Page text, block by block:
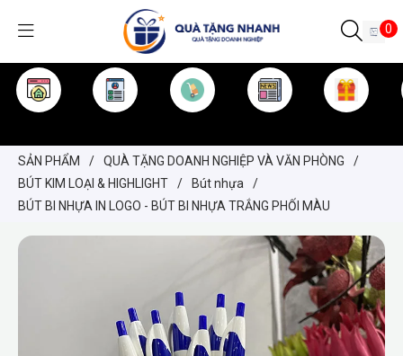
0
SẢN PHẨM / QUÀ TẶNG DOANH NGHIỆP VÀ VĂN PHÒNG
/
BÚT KIM LOẠI & HIGHLIGHT
/ Bút nhựa
/
BÚT BI NHỰA IN LOGO - BÚT BI NHỰA TRẮNG PHỐI MÀU